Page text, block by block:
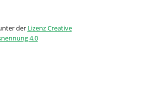
der Lizenz Creative
4.0